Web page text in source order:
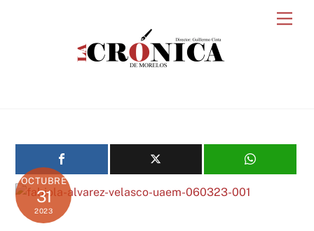
OCTUBRE
31
2023